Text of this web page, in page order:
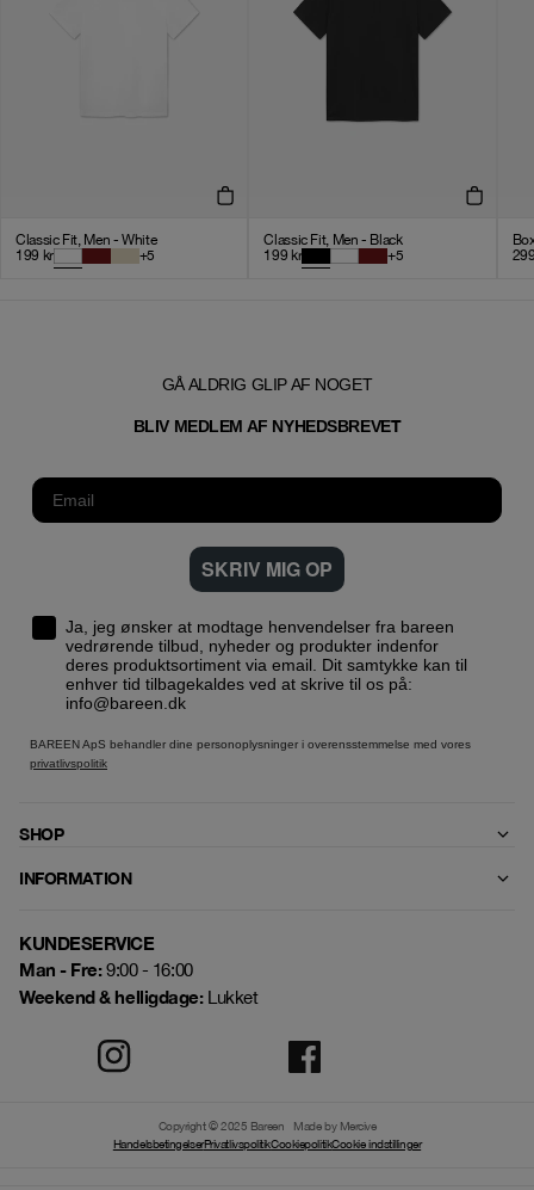
Classic Fit, Men - White
199 kr +5
Classic Fit, Men - Black
199 kr +5
GÅ ALDRIG GLIP AF NOGET
BLIV MEDLEM AF NYHEDSBREVET
SKRIV MIG OP
Ja, jeg ønsker at modtage henvendelser fra bareen
vedrørende tilbud, nyheder og produkter indenfor
deres produktsortiment via email. Dit samtykke kan til
enhver tid tilbagekaldes ved at skrive til os på:
info@bareen.dk
BAREEN ApS behandler dine personoplysninger i overensstemmelse med vores
privatlivspolitik
SHOP
INFORMATION
KUNDESERVICE
Man - Fre:9:00 - 16:00
Weekend & helligdage:Lukket
Copyright © 2025 Bareen
Made by Mercive
HandelsbetingelserPrivatlivspolitikCookiepolitikCookie indstillinger